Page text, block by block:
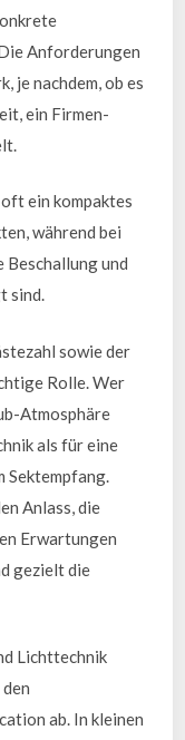
Anforderungen
je nachdem, ob es
ein Firmen-
ein kompaktes
während bei
und
sind.
sowie der
Rolle. Wer
Atmosphäre
als für eine
Anlass, die
Erwartungen
gezielt die
Lichttechnik
ab. In kleinen